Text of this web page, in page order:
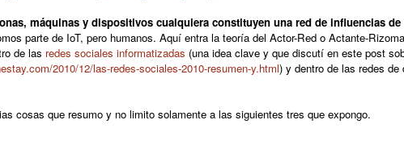
máquinas y dispositivos cualquiera constituyen una red de influencias de
parte de IoT, pero humanos. Aquí entra la teoría del Actor-Red o Actante-
de las redes sociales informatizadas (una idea clave y que discutí en este post
2010/12/las-redes-sociales-2010-resumen-y.html) y dentro de las redes
cosas que resumo y no limito solamente a las siguientes tres que expongo.